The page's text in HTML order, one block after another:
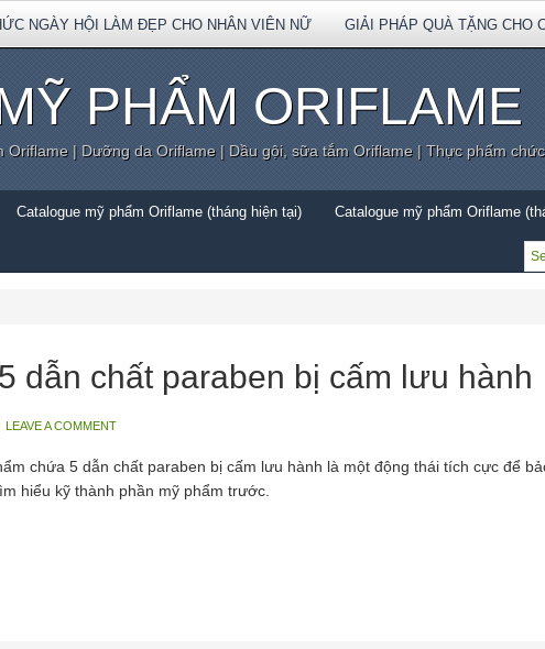
NGÀY HỘI LÀM ĐẸP CHO NHÂN VIÊN NỮ GIẢI PHÁP QUÀ TẶNG CHO
PHẨM ORIFLAME
Oriflame | Dưỡng da Oriflame | Dầu gội, sữa tắm Oriflame | Thực phẩm
Catalogue mỹ phẩm Oriflame (tháng hiện tại) Catalogue mỹ phẩm Oriflame
dẫn chất paraben bị cấm lưu hành
LEAVE A COMMENT
chứa 5 dẫn chất paraben bị cấm lưu hành là một động thái tích cực để
hiểu kỹ thành phần mỹ phẩm trước.